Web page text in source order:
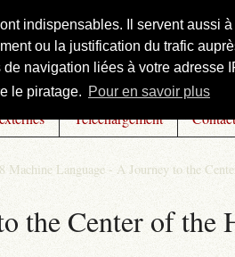
indispensables. Il servent aussi
ou la justification du trafic
navigation liées à votre adresse
le piratage. Pour en savoir plus
Téléchargement Contact
Machine Language - A Journey to the
the Center of the